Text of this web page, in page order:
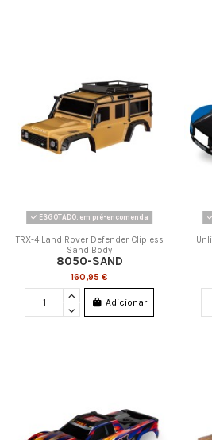
ESGOTADO: em pré-encomenda
TRX-4 Land Rover Defender Clipless
Sand Body
8050-SAND
160,95 €
Adicionar